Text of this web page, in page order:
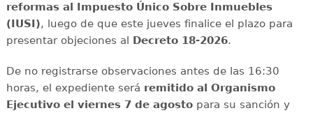
reformas al Impuesto Único Sobre Inmuebles
(IUSI), luego de que este jueves finalice el plazo para
presentar objeciones al Decreto 18-2026.
De no registrarse observaciones antes de las 16:30
horas, el expediente será remitido al Organismo
Ejecutivo el viernes 7 de agostopara su sanción y